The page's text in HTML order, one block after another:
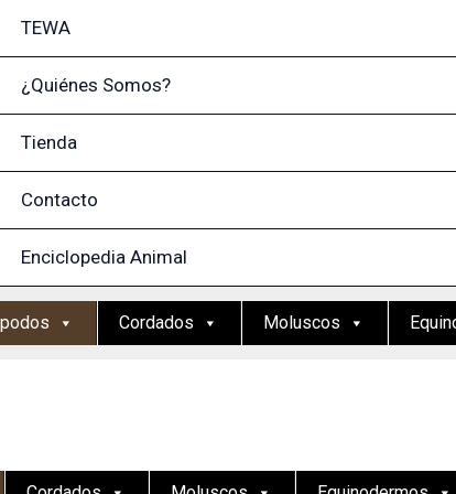
TEWA
¿Quiénes Somos?
Tienda
Contacto
Enciclopedia Animal
Cordados Moluscos